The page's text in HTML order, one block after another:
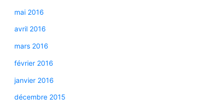
mai 2016
avril 2016
mars 2016
février 2016
janvier 2016
décembre 2015